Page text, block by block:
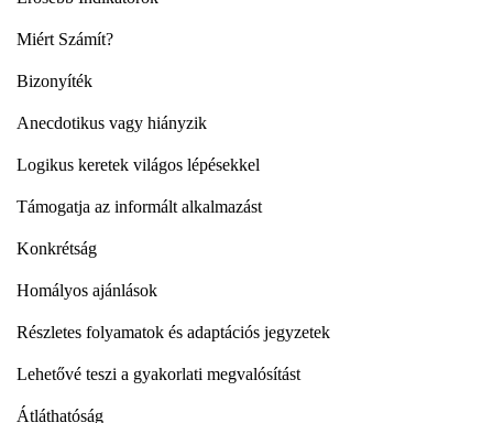
Miért Számít?
Bizonyíték
Anecdotikus vagy hiányzik
Logikus keretek világos lépésekkel
Támogatja az informált alkalmazást
Konkrétság
Homályos ajánlások
Részletes folyamatok és adaptációs jegyzetek
Lehetővé teszi a gyakorlati megvalósítást
Átláthatóság